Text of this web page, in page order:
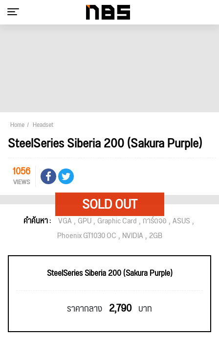
Home Headset
SteelSeries Siberia 200 (Sakura Purple)
1056
VIEWS
คำค้นหา : VGA GPU Graphic Card การ์ดจอ ASUS
Phoenix GT1030 OC NVIDIA 2GB
SteelSeries Siberia 200 (Sakura Purple)
ราคากลาง 2,790 บาท